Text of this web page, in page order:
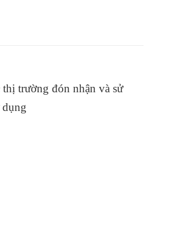
trường đón nhận và sử